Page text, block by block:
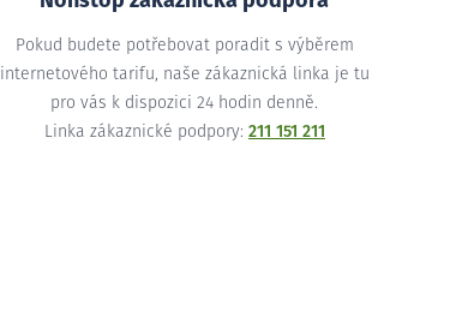
Pokud budete potřebovat poradit s výběrem
internetového tarifu, naše zákaznická linka je tu
pro vás k dispozici 24 hodin denně.
Linka zákaznické podpory: 211 151 211